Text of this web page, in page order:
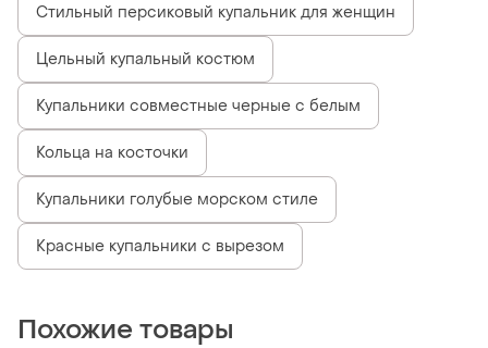
Стильный персиковый купальник для женщин
Цельный купальный костюм
Купальники совместные черные с белым
Кольца на косточки
Купальники голубые морском стиле
Красные купальники с вырезом
Похожие товары